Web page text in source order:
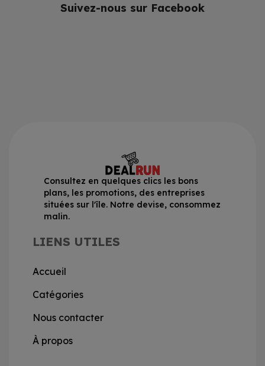
Suivez-nous sur Facebook
Consultez en quelques clics les bons
plans, les promotions, des entreprises
situées sur l'île. Notre devise, consommez
malin.
LIENS UTILES
Accueil
Catégories
Nous contacter
À propos